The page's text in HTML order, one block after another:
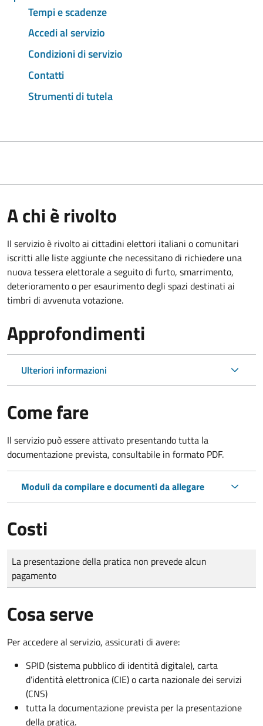
Tempi e scadenze
Accedi al servizio
Condizioni di servizio
Contatti
Strumenti di tutela
A chi è rivolto
Il servizio è rivolto ai cittadini elettori italiani o comunitari
iscritti alle liste aggiunte che necessitano di richiedere una
nuova tessera elettorale a seguito di furto, smarrimento,
deterioramento o per esaurimento degli spazi destinati ai
timbri di avvenuta votazione.
Approfondimenti
Ulteriori informazioni
Come fare
Il servizio può essere attivato presentando tutta la
documentazione prevista, consultabile in formato PDF.
Moduli da compilare e documenti da allegare
Costi
Tipo di pagamento
Importo
La presentazione della pratica non prevede alcun
pagamento
Cosa serve
Per accedere al servizio, assicurati di avere:
SPID (sistema pubblico di identità digitale), carta
d’identità elettronica (CIE) o carta nazionale dei servizi
(CNS)
tutta la documentazione prevista per la presentazione
della pratica.